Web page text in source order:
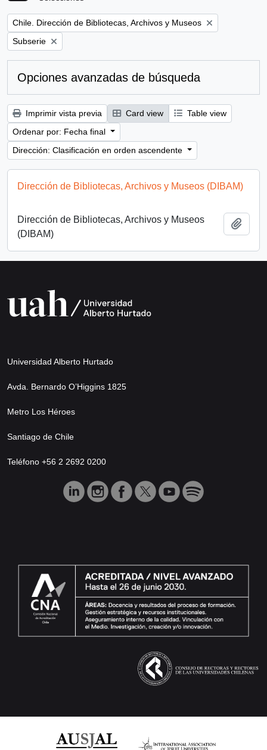
Remove filter:
Chile. Dirección de Bibliotecas, Archivos y Museos
Remove filter:
Subserie
Opciones avanzadas de búsqueda
Imprimir vista previa Card view
Table view
Ordenar por: Fecha final
Dirección: Clasificación en orden ascendente
Dirección de Bibliotecas, Archivos y Museos (DIBAM)
Dirección de Bibliotecas, Archivos y Museos
(DIBAM)
Universidad Alberto Hurtado
Avda. Bernardo O’Higgins 1825
Metro Los Héroes
Santiago de Chile
Teléfono +56 2 2692 0200